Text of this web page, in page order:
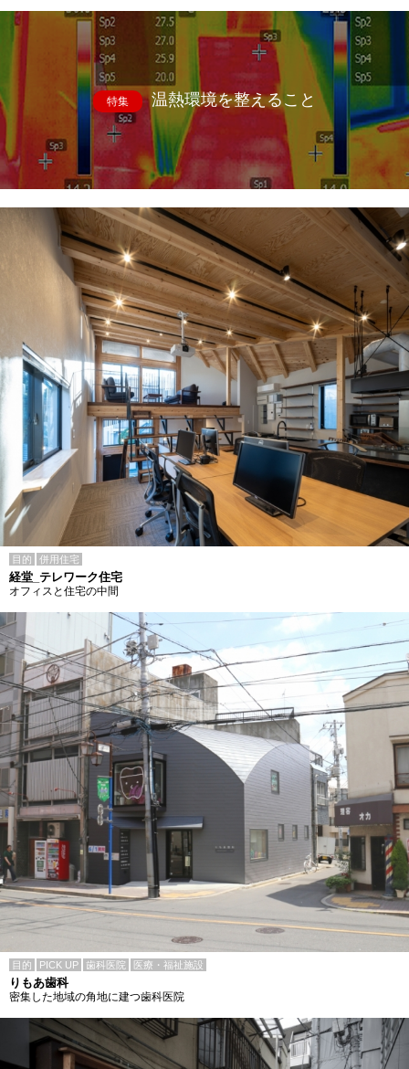
特集 温熱環境を整えること
目的 併用住宅
経堂_テレワーク住宅
オフィスと住宅の中間
目的 PICK UP 歯科医院 医療・福祉施設
りもあ歯科
密集した地域の角地に建つ歯科医院